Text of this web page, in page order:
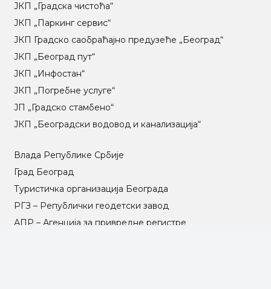
ЈКП „Градска чистоћа“
ЈКП „Паркинг сервис“
ЈКП Градско саобраћајно предузеће „Београд“
ЈКП „Београд пут“
ЈКП „Инфостан“
ЈКП „Погребне услуге“
ЈП „Градско стамбено“
ЈКП „Београдски водовод и канализација“
Влада Републике Србије
Град Београд
Туристичка организација Београда
РГЗ – Републички геодетски завод
АПР – Агенција за привредне регистре